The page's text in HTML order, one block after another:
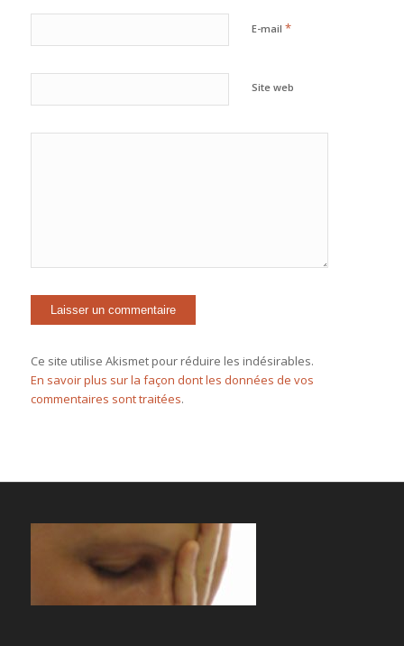
E-mail *
Site web
Ce site utilise Akismet pour réduire les indésirables.
En savoir plus sur la façon dont les données de vos
commentaires sont traitées.